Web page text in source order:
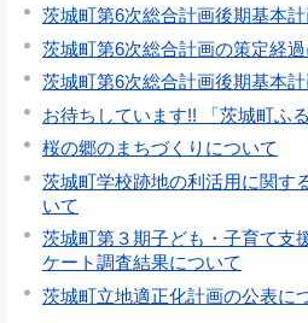
茨城町第6次総合計画後期基本
茨城町第6次総合計画の策定経
茨城町第6次総合計画後期基本
お待ちしています!! 「茨城町ふ
桜の郷のまちづくりについて
茨城町学校跡地の利活用に関す
いて
茨城町第３期子ども・子育て支
ケート調査結果について
茨城町立地適正化計画の公表に